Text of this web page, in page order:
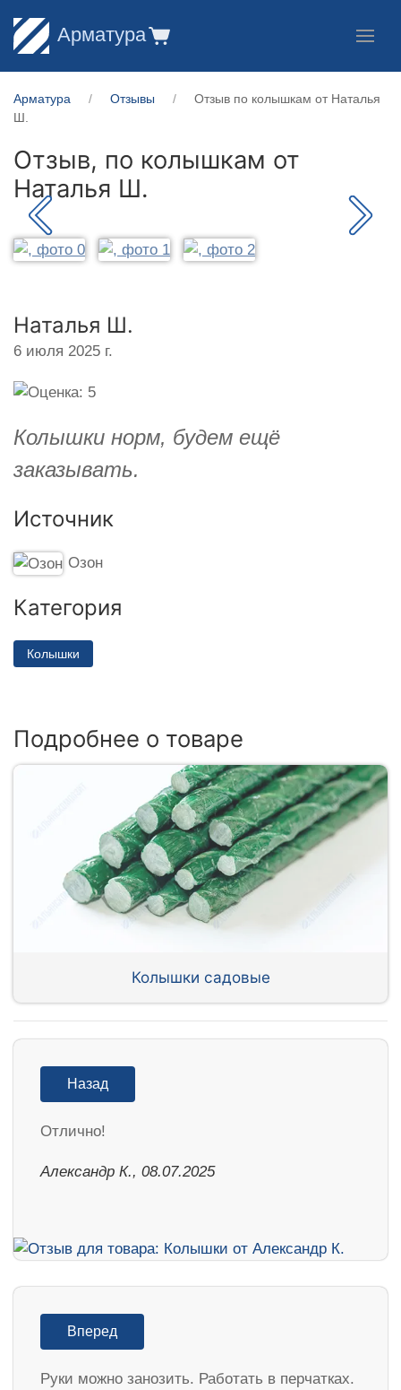
Арматура
Арматура Отзывы
Отзыв по колышкам от Наталья
Ш.
Отзыв, по колышкам от
Наталья Ш.
Наталья Ш.
6 июля 2025 г.
Колышки норм, будем ещё
заказывать.
Источник
Озон
Категория
Колышки
Подробнее о товаре
Колышки садовые
Назад
Отлично!
Александр К., 08.07.2025
Вперед
Руки можно занозить. Работать в перчатках.